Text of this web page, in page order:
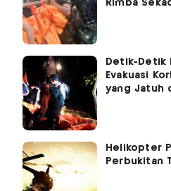
Rimba
Detik-Detik
Evakuasi
yang Jatuh
Helikopter
Perbukitan